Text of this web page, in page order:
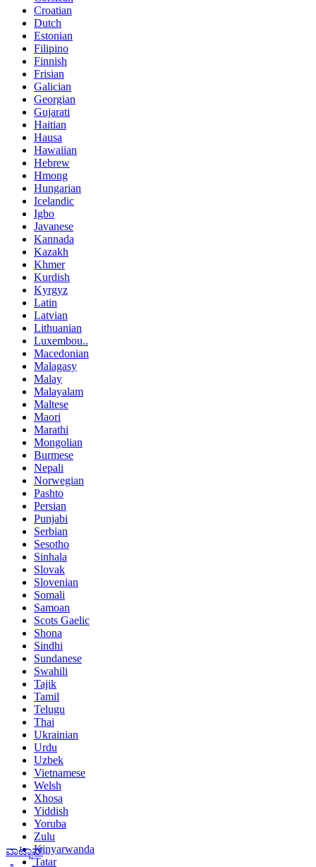
ವಾಟ್ಸಾಪ್
Croatian
Dutch
Estonian
Filipino
Finnish
Frisian
Galician
Georgian
Gujarati
Haitian
Hausa
Hawaiian
Hebrew
Hmong
Hungarian
Icelandic
Igbo
Javanese
Kannada
Kazakh
Khmer
Kurdish
Kyrgyz
Latin
Latvian
Lithuanian
Luxembou..
Macedonian
Malagasy
Malay
Malayalam
Maltese
Maori
Marathi
Mongolian
Burmese
Nepali
Norwegian
Pashto
Persian
Punjabi
Serbian
Sesotho
Sinhala
Slovak
Slovenian
Somali
Samoan
Scots Gaelic
Shona
Sindhi
Sundanese
Swahili
Tajik
Tamil
Telugu
Thai
Ukrainian
Urdu
Uzbek
Vietnamese
Welsh
Xhosa
Yiddish
Yoruba
Zulu
Kinyarwanda
Tatar